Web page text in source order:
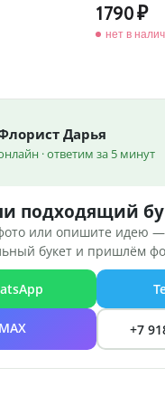
1790
нет в
Дарья
· ответим за 5 минут
подходящий
или опишите идею —
букет и пришлём
MAX +7